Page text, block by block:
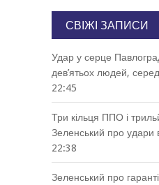
СВІЖІ ЗАПИСИ
Удар у серце
дев’ятьох людей,
22:45
Три кільця ППО і
Зеленський про удари
22:38
Зеленський про